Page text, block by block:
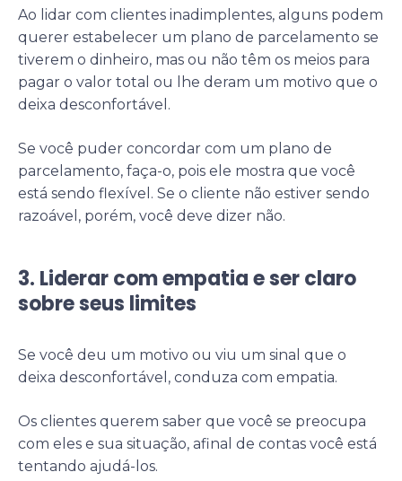
Ao lidar com clientes inadimplentes, alguns podem
querer estabelecer um plano de parcelamento se
tiverem o dinheiro, mas ou não têm os meios para
pagar o valor total ou lhe deram um motivo que o
deixa desconfortável.
Se você puder concordar com um plano de
parcelamento, faça-o, pois ele mostra que você
está sendo flexível. Se o cliente não estiver sendo
razoável, porém, você deve dizer não.
3. Liderar com empatia e ser claro
sobre seus limites
Se você deu um motivo ou viu um sinal que o
deixa desconfortável, conduza com empatia.
Os clientes querem saber que você se preocupa
com eles e sua situação, afinal de contas você está
tentando ajudá-los.